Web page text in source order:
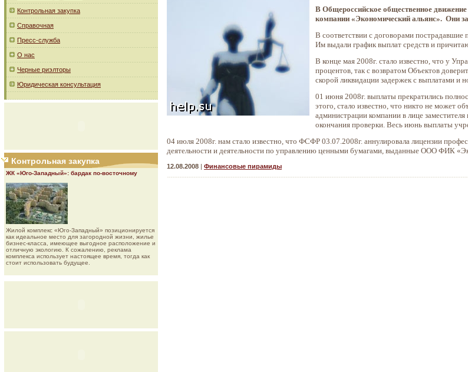
Контрольная закупка
Справочная
Пресс-служба
О нас
Черные риэлторы
Юридическая консультация
Контрольная закупка
ЖК «Юго-Западный»: бардак по-восточному
Жилой комплекс «Юго-Западный» позиционируется
как идеальное место для загородной жизни, жилье
бизнес-класса, имеющее выгодное расположение и
отличную экологию. К сожалению, реклама
комплекса использует настоящее время, тогда как
стоит использовать будущее.
В Общероссийское общественное
компании «Экономический альянс». Они
В соответствии с договорами пострадавшие
Им выдали график выплат средств и
В конце мая 2008г. стало известно, что у
процентов, так с возвратом Объектов
скорой ликвидации задержек с выплатами и
01 июня 2008г. выплаты прекратились
этого, стало известно, что никто не может
администрации компании в лице
окончания проверки. Весь июнь выплаты
04 июля 2008г. нам стало известно, что ФСФР 03.07.2008г. аннулировала лицензии
деятельности и деятельности по управлению ценными бумагами, выданные ООО ФИК
12.08.2008 | Финансовые пирамиды